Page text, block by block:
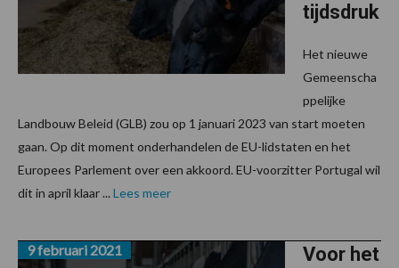
tijdsdruk
Het nieuwe
Gemeenscha
ppelijke
Landbouw Beleid (GLB) zou op 1 januari 2023 van start moeten
gaan. Op dit moment onderhandelen de EU-lidstaten en het
Europees Parlement over een akkoord. EU-voorzitter Portugal wil
dit in april klaar ... Lees meer
Voor het
9 februari 2021